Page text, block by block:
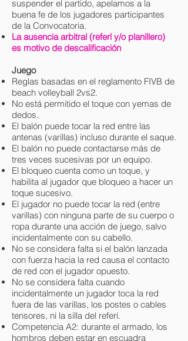
suspender el partido, apelamos a la
buena fe de los jugadores participantes
de la Convocatoria.
La ausencia arbitral (referíy/o planillero)
es motivo de descalificación
Juego
Reglas basadas en el reglamento FIVB de
beach volleyball 2vs2.
No está permitido el toque con yemas de
dedos.
El balón puede tocar la red entre las
antenas (varillas) incluso durante el saque.
El balón no puede contactarse más de
tres veces sucesivas por un equipo.
El bloqueo cuenta como un toque, y
habilita al jugador que bloqueo a hacer un
toque sucesivo.
El jugador no puede tocar la red (entre
varillas) con ninguna parte de su cuerpo o
ropa durante una acción de juego, salvo
incidentalmente con su cabello.
No se considera falta si el balón lanzada
con fuerza hacia la red causa el contacto
de red con el jugador opuesto.
No se considera falta cuando
incidentalmente un jugador toca la red
fuera de las varillas, los postes o cables
tensores, ni la silla del referí.
Competencia A2: durante el armado, los
hombros deben estar en escuadra